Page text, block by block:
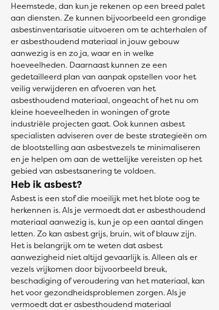
Heemstede, dan kun je rekenen op een breed palet
aan diensten. Ze kunnen bijvoorbeeld een grondige
asbestinventarisatie uitvoeren om te achterhalen of
er asbesthoudend materiaal in jouw gebouw
aanwezig is en zo ja, waar en in welke
hoeveelheden. Daarnaast kunnen ze een
gedetailleerd plan van aanpak opstellen voor het
veilig verwijderen en afvoeren van het
asbesthoudend materiaal, ongeacht of het nu om
kleine hoeveelheden in woningen of grote
industriële projecten gaat. Ook kunnen asbest
specialisten adviseren over de beste strategieën om
de blootstelling aan asbestvezels te minimaliseren
en je helpen om aan de wettelijke vereisten op het
gebied van asbestsanering te voldoen.
Heb ik asbest?
Asbest is een stof die moeilijk met het blote oog te
herkennen is. Als je vermoedt dat er asbesthoudend
materiaal aanwezig is, kun je op een aantal dingen
letten. Zo kan asbest grijs, bruin, wit of blauw zijn.
Het is belangrijk om te weten dat asbest
aanwezigheid niet altijd gevaarlijk is. Alleen als er
vezels vrijkomen door bijvoorbeeld breuk,
beschadiging of veroudering van het materiaal, kan
het voor gezondheidsproblemen zorgen. Als je
vermoedt dat er asbesthoudend materiaal